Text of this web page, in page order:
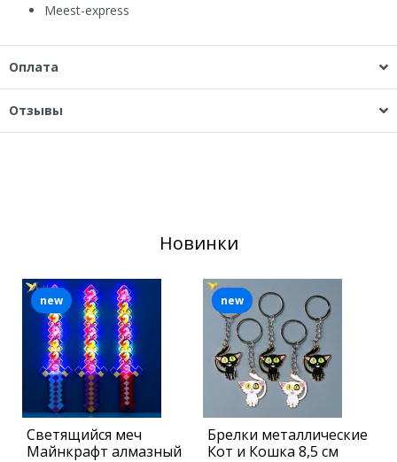
Мeest-express
Оплата
Отзывы
Новинки
Светящийся меч
Майнкрафт алмазный
new
Брелки металлические
Кот и Кошка 8,5 см
new